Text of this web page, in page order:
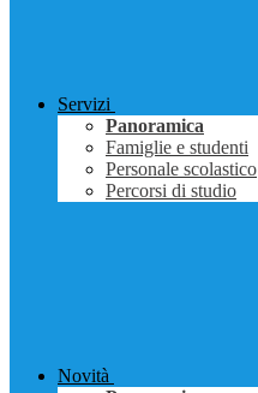
Servizi
Panoramica
Famiglie e studenti
Personale scolastico
Percorsi di studio
Novità